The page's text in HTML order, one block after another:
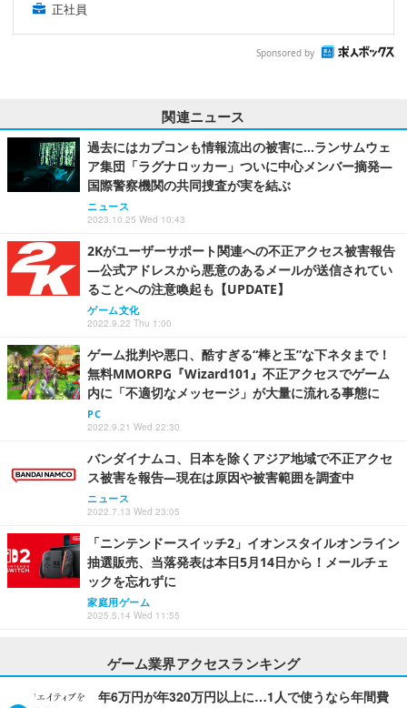
正社員
Sponsored by
関連ニュース
過去にはカプコンも情報流出の被害に…ランサムウェ
ア集団「ラグナロッカー」ついに中心メンバー摘発―
国際警察機関の共同捜査が実を結ぶ
ニュース
2023.10.25 Wed 10:43
2Kがユーザーサポート関連への不正アクセス被害報告
―公式アドレスから悪意のあるメールが送信されてい
ることへの注意喚起も【UPDATE】
ゲーム文化
2022.9.22 Thu 1:00
ゲーム批判や悪口、酷すぎる“棒と玉”な下ネタまで！
無料MMORPG『Wizard101』不正アクセスでゲーム
内に「不適切なメッセージ」が大量に流れる事態に
PC
2022.9.21 Wed 22:30
バンダイナムコ、日本を除くアジア地域で不正アクセ
ス被害を報告―現在は原因や被害範囲を調査中
ニュース
2022.7.13 Wed 23:05
「ニンテンドースイッチ2」イオンスタイルオンライン
抽選販売、当落発表は本日5月14日から！メールチェ
ックを忘れずに
家庭用ゲーム
2025.5.14 Wed 11:55
ゲーム業界アクセスランキング
年6万円が年320万円以上に…1人で使うなら年間費